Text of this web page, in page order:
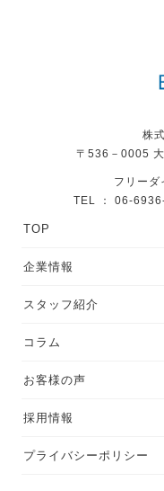
株
〒536－0005
フリー
TEL ： 06-
TOP
企業情報
スタッフ紹介
コラム
お客様の声
採用情報
プライバシーポリシー